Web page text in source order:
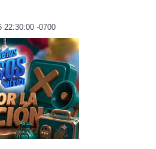
22:30:00 -0700